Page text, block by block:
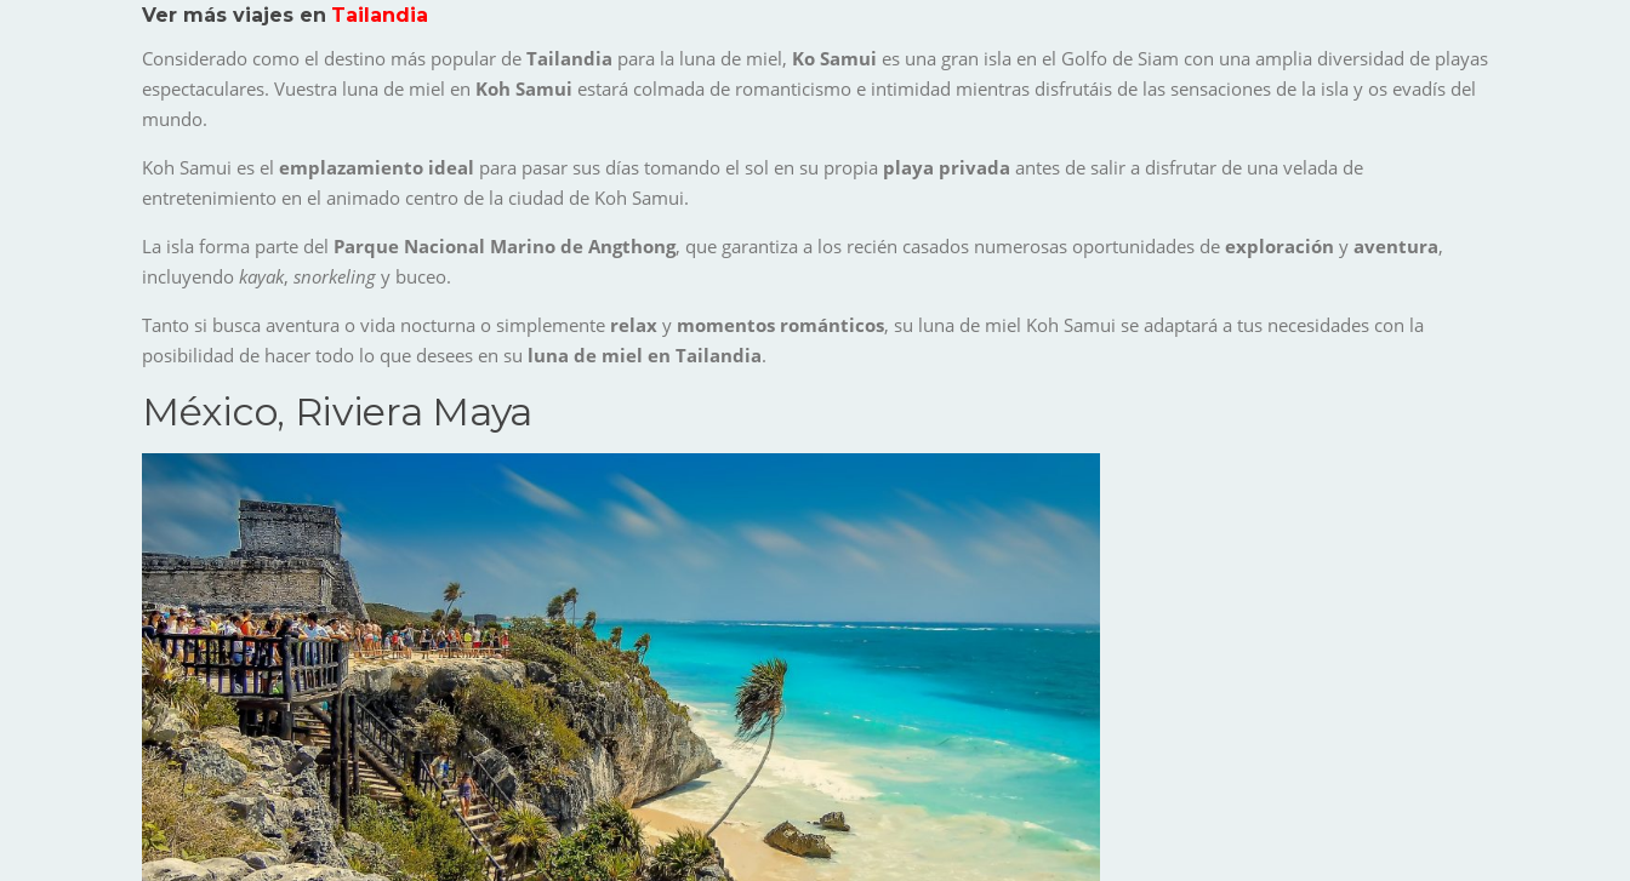
Ver más viajes en Tailandia
Considerado como el destino más popular de Tailandia para la luna de miel, Ko Samui es una gran isla en el Golfo de Siam con una amplia diversidad de playas
espectaculares. Vuestra luna de miel en Koh Samui estará colmada de romanticismo e intimidad mientras disfrutáis de las sensaciones de la isla y os evadís del
mundo.
Koh Samui es el emplazamiento ideal para pasar sus días tomando el sol en su propia playa privada antes de salir a disfrutar de una velada de
entretenimiento en el animado centro de la ciudad de Koh Samui.
La isla forma parte del Parque Nacional Marino de Angthong, que garantiza a los recién casados numerosas oportunidades de exploración y aventura,
incluyendo kayak, snorkeling y buceo.
Tanto si busca aventura o vida nocturna o simplemente relax y momentos románticos, su luna de miel Koh Samui se adaptará a tus necesidades con la
posibilidad de hacer todo lo que desees en su luna de miel en Tailandia.
México, Riviera Maya